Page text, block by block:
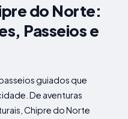
do Norte:
Passeios e
guiados que
De aventuras
Chipre do Norte